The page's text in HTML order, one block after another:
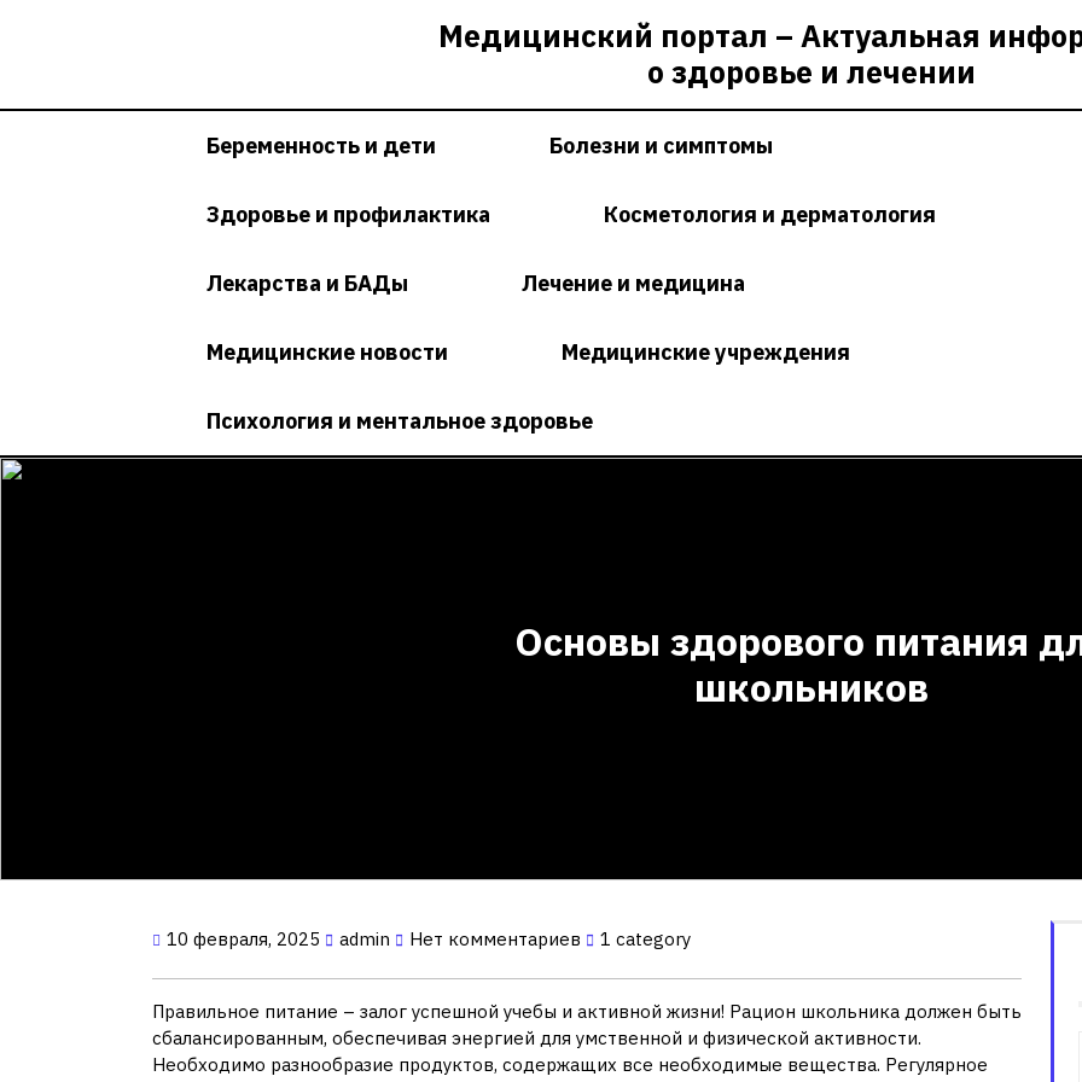
Медицинский портал – Актуальная
о здоровье и лечении
Беременность и дети Болезни и симптомы
Здоровье и профилактика Косметология и дерматология
Лекарства и БАДы Лечение и медицина
Медицинские новости Медицинские учреждения
Психология и ментальное здоровье
Основы здорового питания
школьников
10 февраля, 2025 admin Нет комментариев 1 category
Правильное питание – залог успешной учебы и активной жизни! Рацион школьника должен быть
сбалансированным, обеспечивая энергией для умственной и физической активности.
Необходимо разнообразие продуктов, содержащих все необходимые вещества. Регулярное